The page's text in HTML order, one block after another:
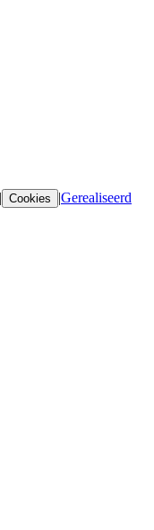
| Cookies |Gerealiseerd